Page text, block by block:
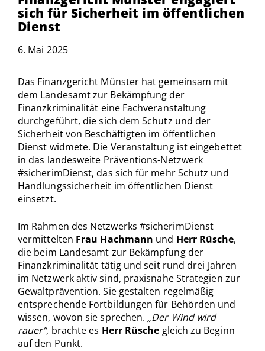
sich für Sicherheit im öffentlichen
Dienst
6. Mai 2025
Das Finanzgericht Münster hat gemeinsam mit
dem Landesamt zur Bekämpfung der
Finanzkriminalität eine Fachveranstaltung
durchgeführt, die sich dem Schutz und der
Sicherheit von Beschäftigten im öffentlichen
Dienst widmete. Die Veranstaltung ist eingebettet
in das landesweite Präventions-Netzwerk
#sicherimDienst, das sich für mehr Schutz und
Handlungssicherheit im öffentlichen Dienst
einsetzt.
Im Rahmen des Netzwerks #sicherimDienst
vermittelten Frau Hachmann und Herr Rüsche,
die beim Landesamt zur Bekämpfung der
Finanzkriminalität tätig und seit rund drei Jahren
im Netzwerk aktiv sind, praxisnahe Strategien zur
Gewaltprävention. Sie gestalten regelmäßig
entsprechende Fortbildungen für Behörden und
wissen, wovon sie sprechen.„Der Wind wird
rauer“, brachte es Herr Rüsche gleich zu Beginn
auf den Punkt.